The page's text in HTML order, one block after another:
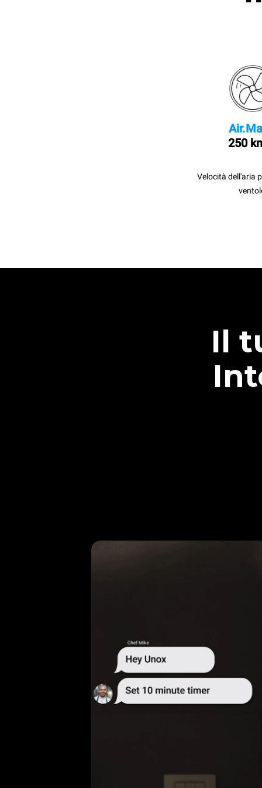
250
Velocità dell'aria
Il